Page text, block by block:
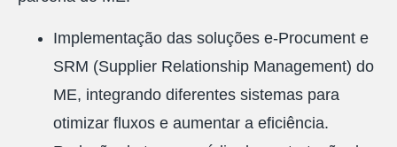
Implementação das soluções e-Procument e
SRM (Supplier Relationship Management) do
ME, integrando diferentes sistemas para
otimizar fluxos e aumentar a eficiência.